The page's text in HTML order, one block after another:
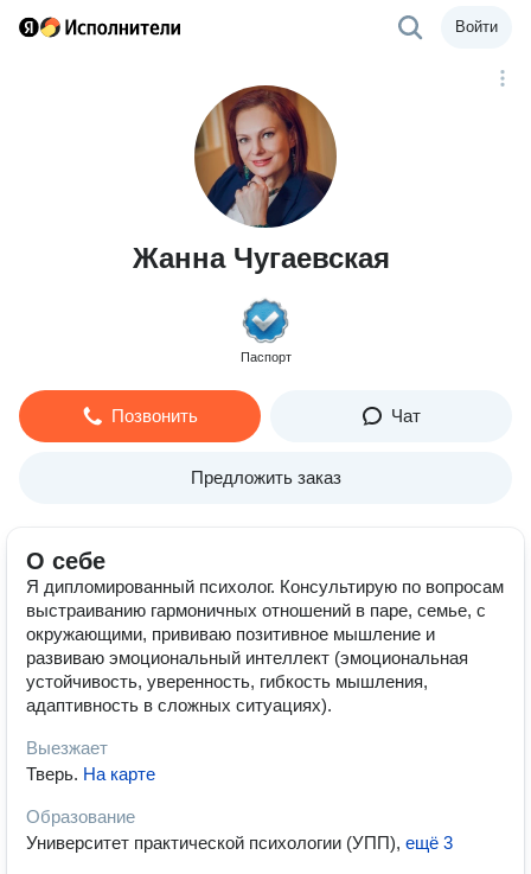
Войти
Жанна Чугаевская
Паспорт
Позвонить Чат
Предложить заказ
О себе
Я дипломированный психолог. Консультирую по вопросам
выстраиванию гармоничных отношений в паре, семье, с
окружающими, прививаю позитивное мышление и
развиваю эмоциональный интеллект (эмоциональная
устойчивость, уверенность, гибкость мышления,
адаптивность в сложных ситуациях).
Выезжает
Тверь. На карте
Образование
Университет практической психологии (УПП), ещё 3